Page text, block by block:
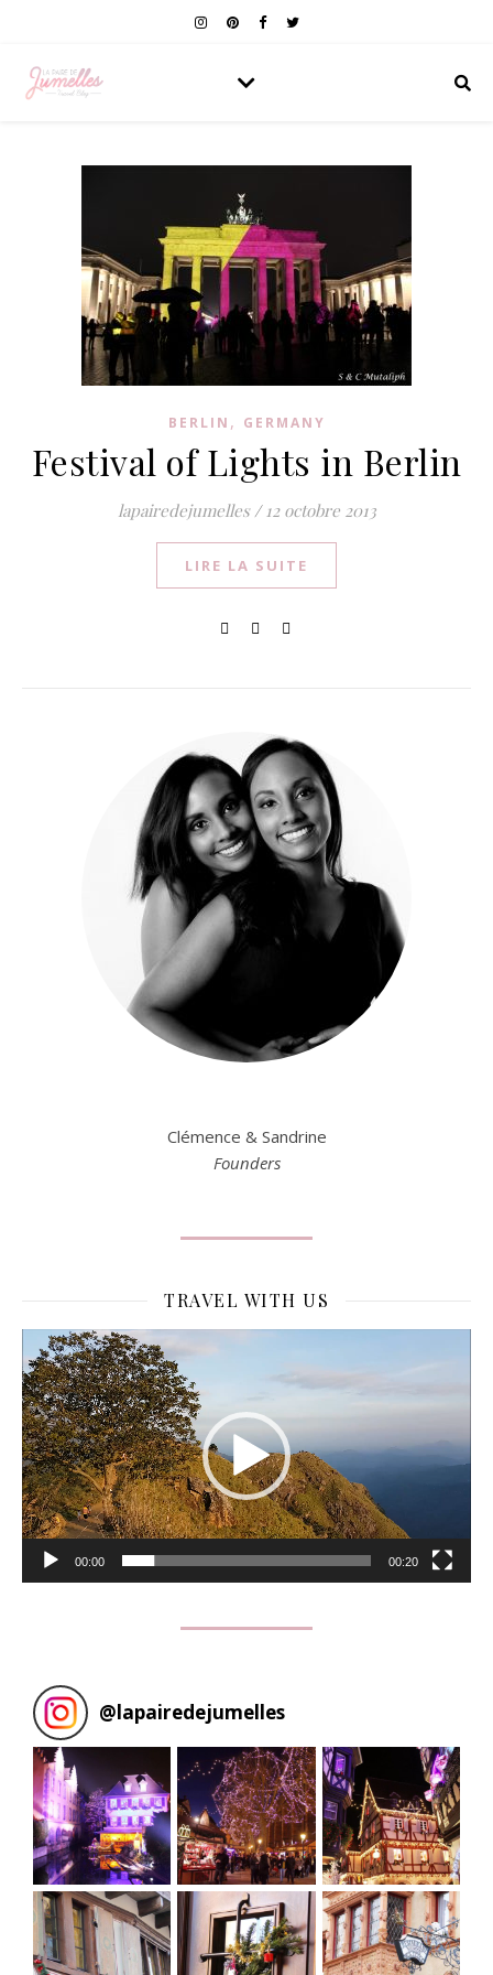
BERLIN , GERMANY
Festival of Lights in Berlin
lapairedejumelles / 12 octobre 2013
LIRE LA SUITE
Clémence & Sandrine
Founders
TRAVEL WITH US
Lecteur
vidéo
00:00 00:20
@lapairedejumelles